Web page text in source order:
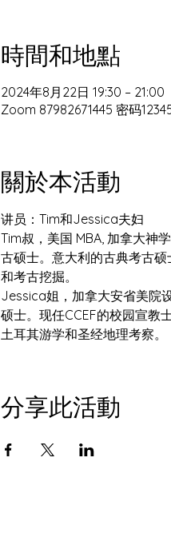
時間和地點
2024年8月22日 19:30 – 21:00
Zoom 87982671445 密码
關於本活動
讲员：Tim和Jessica夫妇
Tim叔，美国 MBA, 加拿大神
古硕士。意大利的古典考古
和考古挖掘。
Jessica姐，加拿大安省美院
硕士。现任CCEF的校园宣教
土耳其游学和圣经地理考察。
分享此活動